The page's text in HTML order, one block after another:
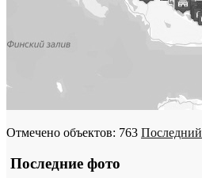
Отмечено объектов: 763 Последний
Последние фото